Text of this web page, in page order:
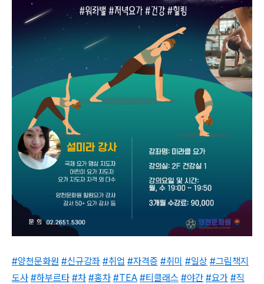
#양천문화원 #신규강좌 #취업 #자격증 #취미 #일상 #그림책지
도사 #하부르타 #차 #홍차 #TEA #티클래스 #야간 #요가 #직